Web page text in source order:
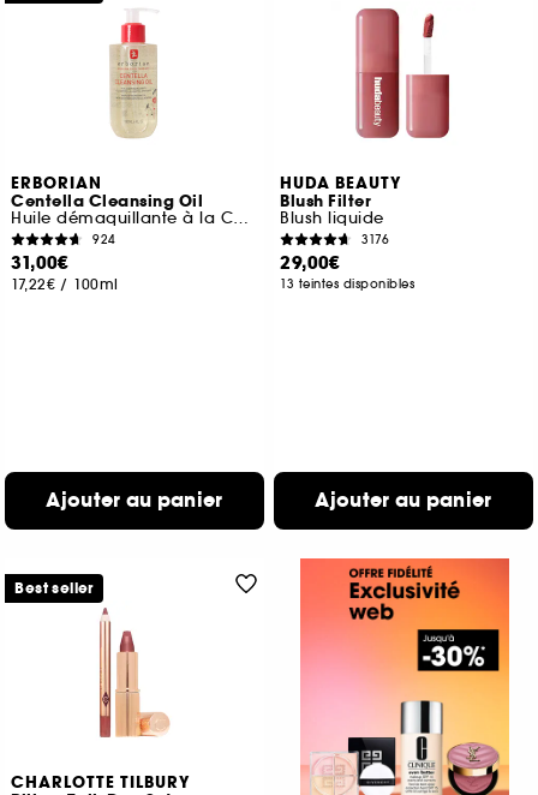
ERBORIAN
Centella Cleansing Oil
Huile démaquillante à la Centella Asiatica apaisante
924
31,00€
17,22€ / 100ml
Ajouter au panier
HUDA BEAUTY
Blush Filter
Blush liquide
3176
29,00€
13 teintes disponibles
Ajouter au panier
CHARLOTTE TILBURY
Best seller